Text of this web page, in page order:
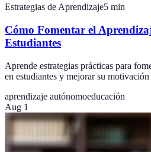
Estrategias de Aprendizaje5 min
Cómo Fomentar el
Estudiantes
Aprende estrategias prácticas para
en estudiantes y mejorar su
aprendizaje autónomoeducación
Aug 1